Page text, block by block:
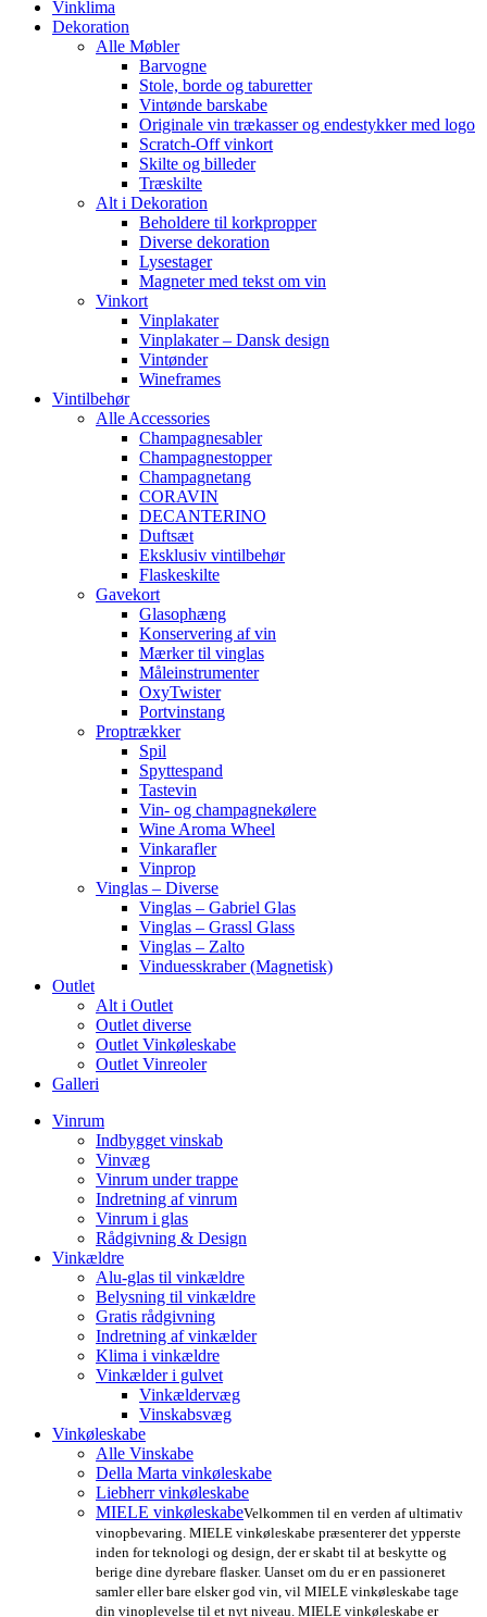
Vinklima
Dekoration
Alle Møbler
Barvogne
Stole, borde og taburetter
Vintønde barskabe
Originale vin trækasser og endestykker med logo
Scratch-Off vinkort
Skilte og billeder
Træskilte
Alt i Dekoration
Beholdere til korkpropper
Diverse dekoration
Lysestager
Magneter med tekst om vin
Vinkort
Vinplakater
Vinplakater – Dansk design
Vintønder
Wineframes
Vintilbehør
Alle Accessories
Champagnesabler
Champagnestopper
Champagnetang
CORAVIN
DECANTERINO
Duftsæt
Eksklusiv vintilbehør
Flaskeskilte
Gavekort
Glasophæng
Konservering af vin
Mærker til vinglas
Måleinstrumenter
OxyTwister
Portvinstang
Proptrækker
Spil
Spyttespand
Tastevin
Vin- og champagnekølere
Wine Aroma Wheel
Vinkarafler
Vinprop
Vinglas – Diverse
Vinglas – Gabriel Glas
Vinglas – Grassl Glass
Vinglas – Zalto
Vinduesskraber (Magnetisk)
Outlet
Alt i Outlet
Outlet diverse
Outlet Vinkøleskabe
Outlet Vinreoler
Galleri
Vinrum
Indbygget vinskab
Vinvæg
Vinrum under trappe
Indretning af vinrum
Vinrum i glas
Rådgivning & Design
Vinkældre
Alu-glas til vinkældre
Belysning til vinkældre
Gratis rådgivning
Indretning af vinkælder
Klima i vinkældre
Vinkælder i gulvet
Vinkældervæg
Vinskabsvæg
Vinkøleskabe
Alle Vinskabe
Della Marta vinkøleskabe
Liebherr vinkøleskabe
MIELE vinkøleskabeVelkommen til en verden af ultimativ
vinopbevaring. MIELE vinkøleskabe præsenterer det ypperste
inden for teknologi og design, der er skabt til at beskytte og
berige dine dyrebare flasker. Uanset om du er en passioneret
samler eller bare elsker god vin, vil MIELE vinkøleskabe tage
din vinoplevelse til et nyt niveau. MIELE vinkøleskabe er